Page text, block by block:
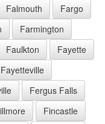
Falmouth
Fargo
Farmington
Faulkton
Fayette
Fayetteville
Fergus Falls
Fincastle